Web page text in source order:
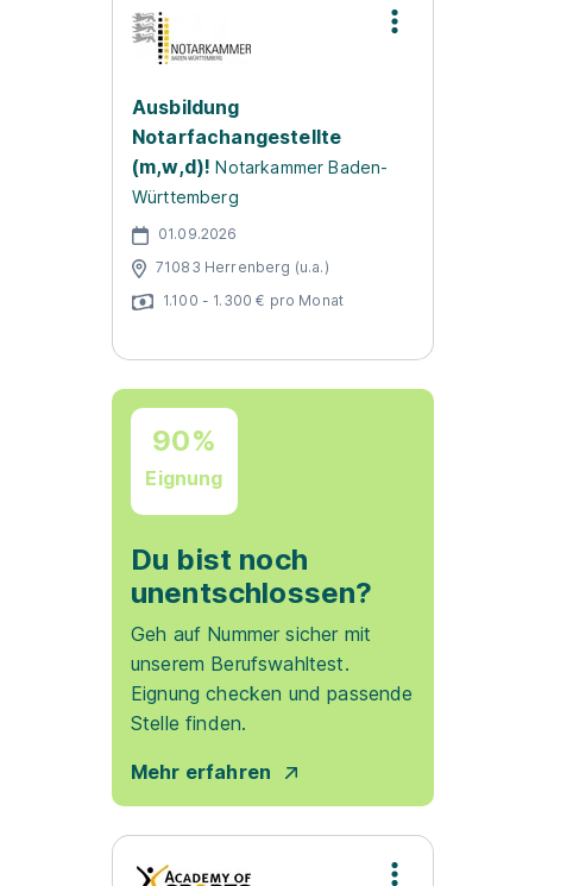
Ausbildung
Notarfachangestellte
(m,w,d)! Notarkammer Baden-
Württemberg
01.09.2026
71083 Herrenberg (u.a.)
1.100 - 1.300 € pro Monat
90%
Eignung
Du bist noch
unentschlossen?
Geh auf Nummer sicher mit
unserem Berufswahltest.
Eignung checken und passende
Stelle finden.
Mehr erfahren